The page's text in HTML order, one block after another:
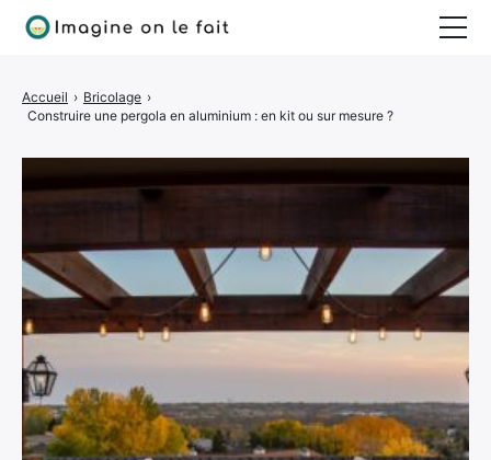
Accueil › Bricolage ›
Construire une pergola en aluminium : en kit ou sur mesure ?
Bricolage